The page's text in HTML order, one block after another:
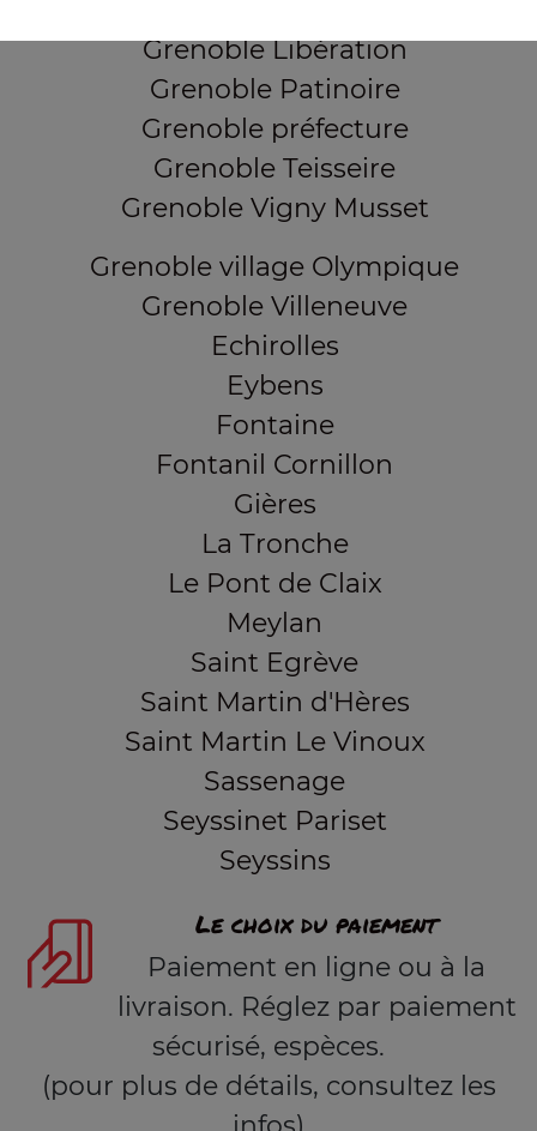
Grenoble Libération
Grenoble Patinoire
Grenoble préfecture
Grenoble Teisseire
Grenoble Vigny Musset
Grenoble village Olympique
Grenoble Villeneuve
Echirolles
Eybens
Fontaine
Fontanil Cornillon
Gières
La Tronche
Le Pont de Claix
Meylan
Saint Egrève
Saint Martin d'Hères
Saint Martin Le Vinoux
Sassenage
Seyssinet Pariset
Seyssins
Le choix du paiement
Paiement en ligne ou à la
livraison. Réglez par paiement
sécurisé, espèces.
(pour plus de détails, consultez les